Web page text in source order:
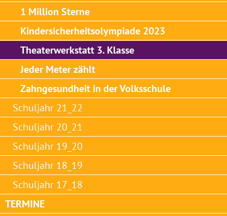
1 Million Sterne
Kindersicherheitsolympiade 2023
Theaterwerkstatt 3. Klasse
Jeder Meter zählt
Zahngesundheit in der Volksschule
Schuljahr 21_22
Schuljahr 20_21
Schuljahr 19_20
Schuljahr 18_19
Schuljahr 17_18
TERMINE